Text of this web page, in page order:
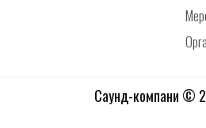
Саунд-компани ©